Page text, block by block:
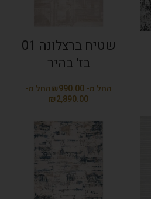
שטיח ברצלונה 01
בז' בהיר
₪
₪